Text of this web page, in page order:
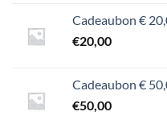
Cadeaubon €
€20,00
Cadeaubon €
€50,00